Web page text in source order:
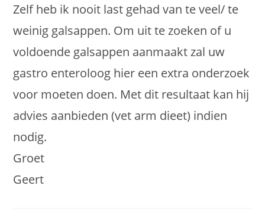
Zelf heb ik nooit last gehad van te veel/ te
weinig galsappen. Om uit te zoeken of u
voldoende galsappen aanmaakt zal uw
gastro enteroloog hier een extra onderzoek
voor moeten doen. Met dit resultaat kan hij
advies aanbieden (vet arm dieet) indien
nodig.
Groet
Geert